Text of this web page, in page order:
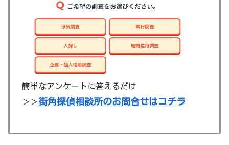
簡単なアンケートに答えるだけ
＞＞街角探偵相談所のお問合せはコチラ